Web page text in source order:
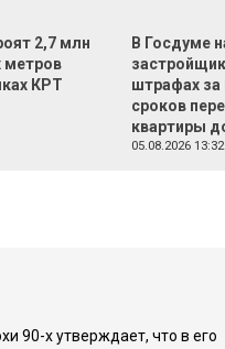
2,7 млн
метров
КРТ
В Госдуме
штрафах за
сроков
квартиры
05.08.2026 13:32
90-х утверждает, что в его